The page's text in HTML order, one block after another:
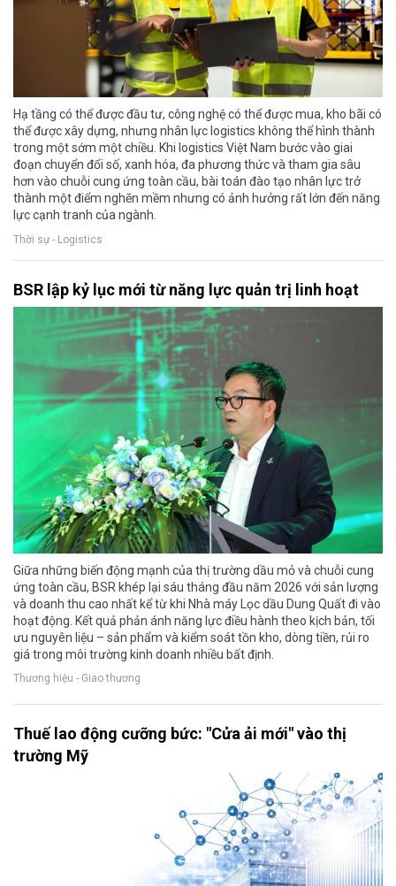
Hạ tầng có thể được đầu tư, công nghệ có thể được mua, kho bãi có
thể được xây dựng, nhưng nhân lực logistics không thể hình thành
trong một sớm một chiều. Khi logistics Việt Nam bước vào giai
đoạn chuyển đổi số, xanh hóa, đa phương thức và tham gia sâu
hơn vào chuỗi cung ứng toàn cầu, bài toán đào tạo nhân lực trở
thành một điểm nghẽn mềm nhưng có ảnh hưởng rất lớn đến năng
lực cạnh tranh của ngành.
Thời sự - Logistics
BSR lập kỷ lục mới từ năng lực quản trị linh hoạt
Giữa những biến động mạnh của thị trường dầu mỏ và chuỗi cung
ứng toàn cầu, BSR khép lại sáu tháng đầu năm 2026 với sản lượng
và doanh thu cao nhất kể từ khi Nhà máy Lọc dầu Dung Quất đi vào
hoạt động. Kết quả phản ánh năng lực điều hành theo kịch bản, tối
ưu nguyên liệu – sản phẩm và kiểm soát tồn kho, dòng tiền, rủi ro
giá trong môi trường kinh doanh nhiều bất định.
Thương hiệu - Giao thương
Thuế lao động cưỡng bức: "Cửa ải mới" vào thị
trường Mỹ